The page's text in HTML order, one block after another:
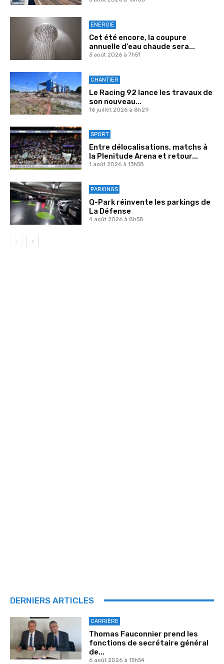
ENERGIE
Cet été encore, la coupure
annuelle d’eau chaude sera...
3 août 2026 à 7h51
CHANTIER
Le Racing 92 lance les travaux de
son nouveau...
16 juillet 2026 à 8h29
SPORT
Entre délocalisations, matchs à
la Plenitude Arena et retour...
1 août 2026 à 13h58
PARKINGS
Q-Park réinvente les parkings de
La Défense
4 août 2026 à 8h58
DERNIERS ARTICLES
CARRIÈRE
Thomas Fauconnier prend les
fonctions de secrétaire général
de...
6 août 2026 à 15h54